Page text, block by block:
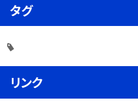
タグ
リンク